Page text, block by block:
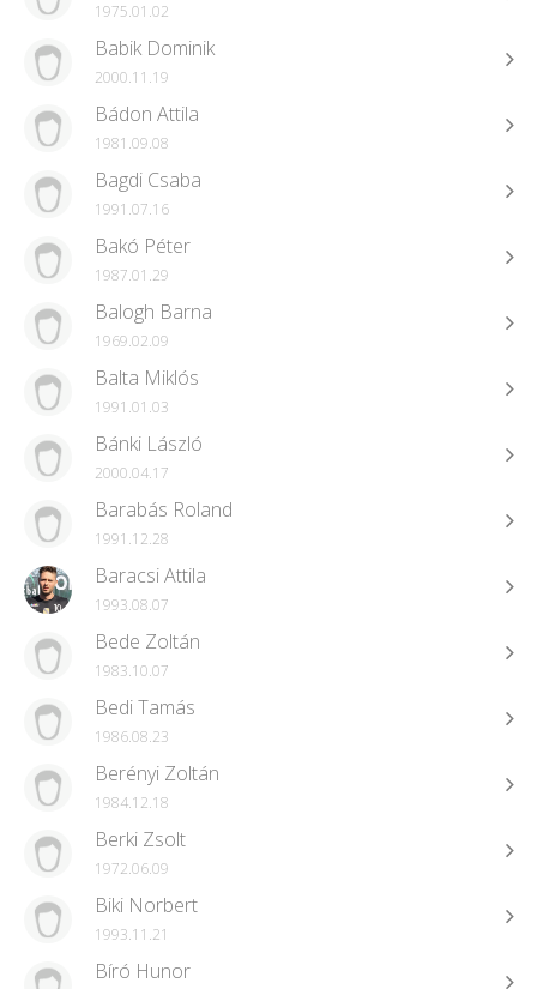
1975.01.02
Babik Dominik
2000.11.19
Bádon Attila
1981.09.08
Bagdi Csaba
1991.07.16
Bakó Péter
1987.01.29
Balogh Barna
1969.02.09
Balta Miklós
1991.01.03
Bánki László
2000.04.17
Barabás Roland
1991.12.28
Baracsi Attila
1993.08.07
Bede Zoltán
1983.10.07
Bedi Tamás
1986.08.23
Berényi Zoltán
1984.12.18
Berki Zsolt
1972.06.09
Biki Norbert
1993.11.21
Bíró Hunor